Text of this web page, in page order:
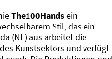
The100Handsein
Stil, das ein
(NL) aus arbeitet die
Kunstsektors und verfügt